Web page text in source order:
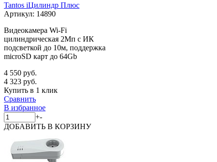
Tantos iЦилиндр Плюс
Артикул: 14890
Видеокамера Wi-Fi
цилиндрическая 2Мп с ИК
подсветкой до 10м, поддержка
microSD карт до 64Gb
4 550 руб.
4 323 руб.
Купить в 1 клик
Сравнить
В избранное
+-
ДОБАВИТЬ В КОРЗИНУ